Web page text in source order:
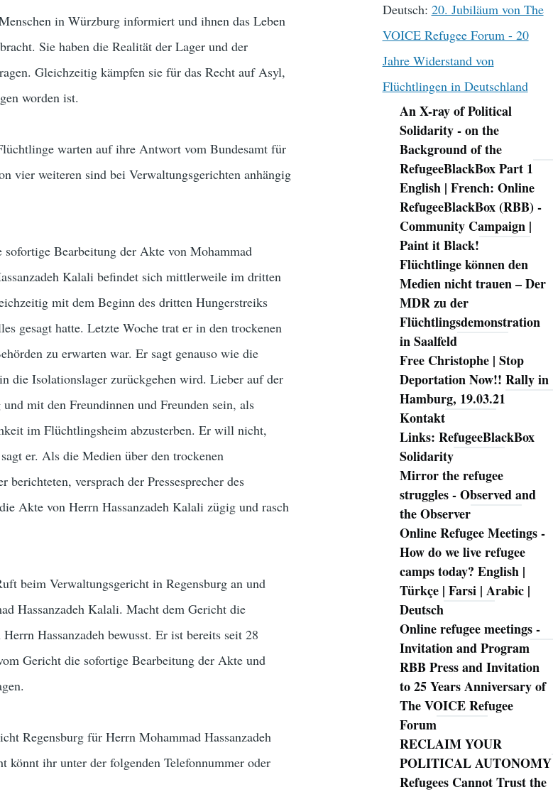
in Würzburg informiert und ihnen das Leben
Sie haben die Realität der Lager und der
Gleichzeitig kämpfen sie für das Recht auf Asyl,
worden ist.
warten auf ihre Antwort vom Bundesamt für
vier weiteren sind bei Verwaltungsgerichten anhängig
Bearbeitung der Akte von Mohammad
Kalali befindet sich mittlerweile im dritten
mit dem Beginn des dritten Hungerstreiks
gesagt hatte. Letzte Woche trat er in den trockenen
zu erwarten war. Er sagt genauso wie die
die Isolationslager zurückgehen wird. Lieber auf der
mit den Freundinnen und Freunden sein, als
im Flüchtlingsheim abzusterben. Er will nicht,
er. Als die Medien über den trockenen
versprach der Pressesprecher des
Akte von Herrn Hassanzadeh Kalali zügig und rasch
beim Verwaltungsgericht in Regensburg an und
Hassanzadeh Kalali. Macht dem Gericht die
Hassanzadeh bewusst. Er ist bereits seit 28
Gericht die sofortige Bearbeitung der Akte und
Regensburg für Herrn Mohammad Hassanzadeh
könnt ihr unter der folgenden Telefonnummer oder
Deutsch: 20. Jubiläum von The
VOICE Refugee Forum - 20
Jahre Widerstand von
Flüchtlingen in Deutschland
Navigation
An X-ray of Political
Solidarity - on the
Background of the
RefugeeBlackBox Part 1
English | French: Online
RefugeeBlackBox (RBB) -
Community Campaign |
Paint it Black!
Flüchtlinge können den
Medien nicht trauen – Der
MDR zu der
Flüchtlingsdemonstration
in Saalfeld
Free Christophe | Stop
Deportation Now!! Rally in
Hamburg, 19.03.21
Kontakt
Links: RefugeeBlackBox
Solidarity
Mirror the refugee
struggles - Observed and
the Observer
Online Refugee Meetings -
How do we live refugee
camps today? English |
Türkçe | Farsi | Arabic |
Deutsch
Online refugee meetings -
Invitation and Program
RBB Press and Invitation
to 25 Years Anniversary of
The VOICE Refugee
Forum
RECLAIM YOUR
POLITICAL AUTONOMY
Refugees Cannot Trust the